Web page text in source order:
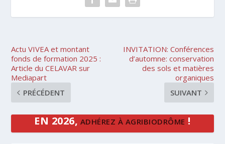
Actu VIVEA et montant
fonds de formation 2025 :
Article du CELAVAR sur
Mediapart
PRÉCÉDENT
INVITATION: Conférences
d’automne: conservation
des sols et matières
organiques
SUIVANT
EN 2026, ADHÉREZ À AGRIBIODRÔME !